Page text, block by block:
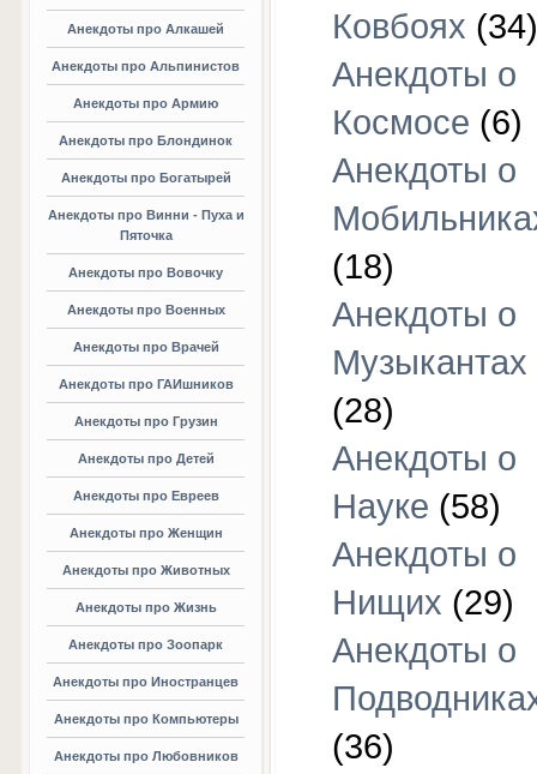
Анекдоты про Алкашей
Анекдоты про Альпинистов
Анекдоты про Армию
Анекдоты про Блондинок
Анекдоты про Богатырей
Анекдоты про Винни - Пуха и
Пяточка
Анекдоты про Вовочку
Анекдоты про Военных
Анекдоты про Врачей
Анекдоты про ГАИшников
Анекдоты про Грузин
Анекдоты про Детей
Анекдоты про Евреев
Анекдоты про Женщин
Анекдоты про Животных
Анекдоты про Жизнь
Анекдоты про Зоопарк
Анекдоты про Иностранцев
Анекдоты про Компьютеры
Анекдоты про Любовников
Ковбоях (34)
Анекдоты о
Космосе (6)
Анекдоты о
(18)
Анекдоты о
Музыкантах
(28)
Анекдоты о
Науке (58)
Анекдоты о
Нищих (29)
Анекдоты о
(36)